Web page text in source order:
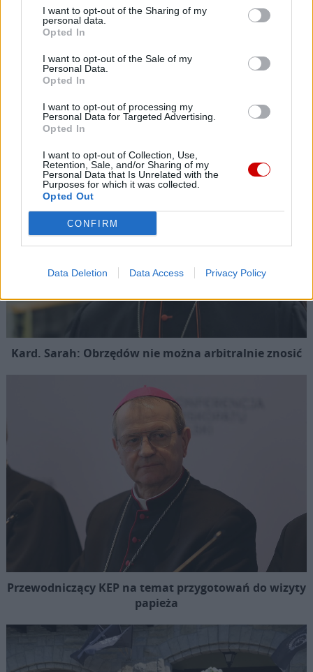
I want to opt-out of the Sharing of my
personal data.
Opted In
I want to opt-out of the Sale of my
Personal Data.
Opted In
I want to opt-out of processing my
Personal Data for Targeted Advertising.
Opted In
I want to opt-out of Collection, Use,
Retention, Sale, and/or Sharing of my
Personal Data that Is Unrelated with the
Purposes for which it was collected.
Opted Out
CONFIRM
Data Deletion Data Access Privacy Policy
09 sierpnia 2026 | 09:58
Pielgrzymi u patrona diecezji w Jędrzejowie
09 sierpnia 2026 | 09:54
700 lat parafii pw. św. Wawrzyńca w Olbierzowicach
Popularne
Kard. Sarah: Obrzędów nie można arbitralnie znosić
Przewodniczący KEP na temat przygotowań do wizyty
papieża